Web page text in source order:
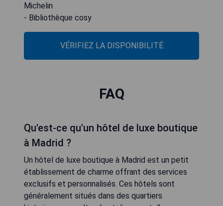
Michelin
- Bibliothèque cosy
VÉRIFIEZ LA DISPONIBILITÉ
FAQ
Qu'est-ce qu'un hôtel de luxe boutique
à Madrid ?
Un hôtel de luxe boutique à Madrid est un petit
établissement de charme offrant des services
exclusifs et personnalisés. Ces hôtels sont
généralement situés dans des quartiers